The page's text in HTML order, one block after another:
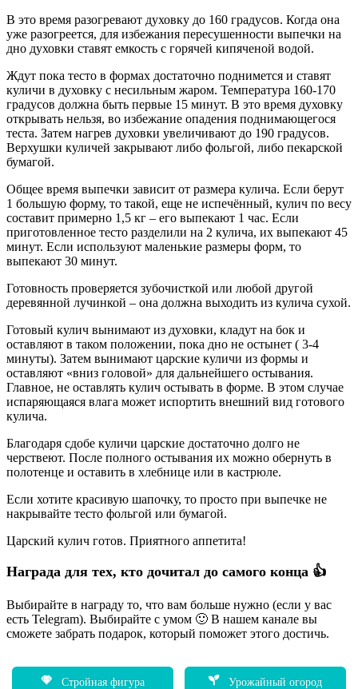
В это время разогревают духовку до 160 градусов. Когда она
уже разогреется, для избежания пересушенности выпечки на
дно духовки ставят емкость с горячей кипяченой водой.
Ждут пока тесто в формах достаточно поднимется и ставят
куличи в духовку с несильным жаром. Температура 160-170
градусов должна быть первые 15 минут. В это время духовку
открывать нельзя, во избежание опадения поднимающегося
теста. Затем нагрев духовки увеличивают до 190 градусов.
Верхушки куличей закрывают либо фольгой, либо пекарской
бумагой.
Общее время выпечки зависит от размера кулича. Если берут
1 большую форму, то такой, еще не испечённый, кулич по весу
составит примерно 1,5 кг – его выпекают 1 час. Если
приготовленное тесто разделили на 2 кулича, их выпекают 45
минут. Если используют маленькие размеры форм, то
выпекают 30 минут.
Готовность проверяется зубочисткой или любой другой
деревянной лучинкой – она должна выходить из кулича сухой.
Готовый кулич вынимают из духовки, кладут на бок и
оставляют в таком положении, пока дно не остынет ( 3-4
минуты). Затем вынимают царские куличи из формы и
оставляют «вниз головой» для дальнейшего остывания.
Главное, не оставлять кулич остывать в форме. В этом случае
испаряющаяся влага может испортить внешний вид готового
кулича.
Благодаря сдобе куличи царские достаточно долго не
черствеют. После полного остывания их можно обернуть в
полотенце и оставить в хлебнице или в кастрюле.
Если хотите красивую шапочку, то просто при выпечке не
накрывайте тесто фольгой или бумагой.
Царский кулич готов. Приятного аппетита!
Награда для тех, кто дочитал до самого конца 👍
Выбирайте в награду то, что вам больше нужно (если у вас
есть Telegram). Выбирайте с умом 🙂 В нашем канале вы
сможете забрать подарок, который поможет этого достичь.
Стройная фигура Урожайный огород